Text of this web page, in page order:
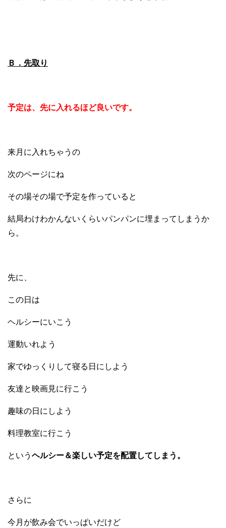
Ｂ．先取り
予定は、先に入れるほど良いです。
来月に入れちゃうの
次のページにね
その場その場で予定を作っていると
結局わけわかんないくらいパンパンに埋まってしまうか
ら。
先に、
この日は
ヘルシーにいこう
運動いれよう
家でゆっくりして寝る日にしよう
友達と映画見に行こう
趣味の日にしよう
料理教室に行こう
という ヘルシー＆楽しい予定を配置してしまう。
さらに
今月が飲み会でいっぱいだけど